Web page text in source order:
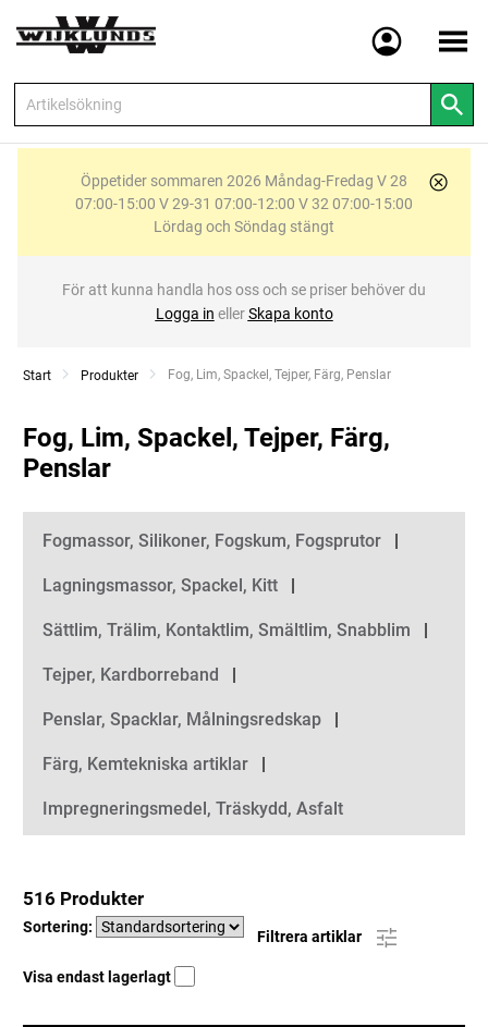
Meny
Öppetider sommaren 2026 Måndag-Fredag V 28
07:00-15:00 V 29-31 07:00-12:00 V 32 07:00-15:00
Lördag och Söndag stängt
För att kunna handla hos oss och se priser behöver du
Logga in ellerSkapa konto
Start Produkter Current:
Fog, Lim, Spackel, Tejper, Färg, Penslar
Fog, Lim, Spackel, Tejper, Färg,
Penslar
Kategorier
Fogmassor, Silikoner, Fogskum, Fogsprutor
Lagningsmassor, Spackel, Kitt
Sättlim, Trälim, Kontaktlim, Smältlim, Snabblim
Tejper, Kardborreband
Penslar, Spacklar, Målningsredskap
Färg, Kemtekniska artiklar
Impregneringsmedel, Träskydd, Asfalt
516 Produkter
Sortering:
Filtrera artiklar
Visa endast lagerlagt